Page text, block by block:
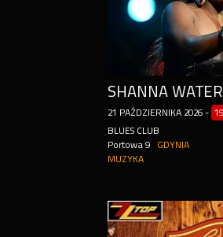
SHANNA
21 PAŹDZIERNIKA 2026 -
BLUES CLUB
Portowa 9
GDYNIA
MUZYKA